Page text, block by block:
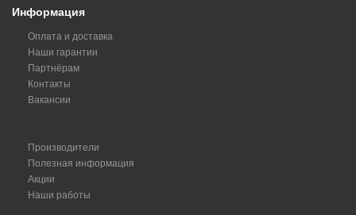
Информация
Оплата и доставка
Наши гарантии
Партнёрам
Контакты
Вакансии
Производители
Полезная информация
Акции
Наши работы